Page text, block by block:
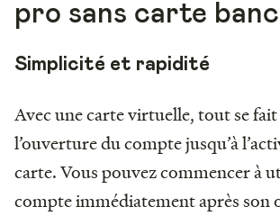
pro sans carte
Simplicité et rapidité
Avec une carte virtuelle, tout se fait
l’ouverture du compte jusqu’à
carte. Vous pouvez commencer à
compte immédiatement après son